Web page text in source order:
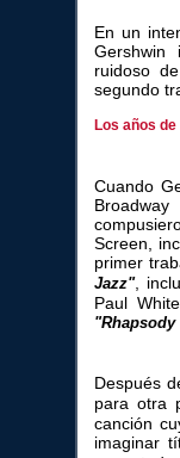
En un
Gershwin
ruidoso
segundo
Los años
Cuando
Screen,
primer
Jazz",
Paul
Después
para otra
canción
imaginar